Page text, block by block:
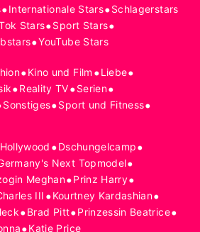
•Internationale Stars•Schlagerstars
Stars•Sport Stars•
•YouTube Stars
•Kino und Film •Liebe•
•Reality TV•Serien•
Sonstiges•Sport und Fitness•
Hollywood •Dschungelcamp•
Next Topmodel•
Meghan•Prinz Harry•
III •Kourtney Kardashian•
•Brad Pitt•Prinzessin Beatrice•
•Katie Price